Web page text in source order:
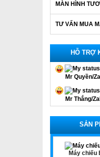
MÀN HÌNH
TƯ VẤN MUA
HỖ TRỢ
Mr Quyền/
Mr Thắng/
SẢN
Máy chiếu